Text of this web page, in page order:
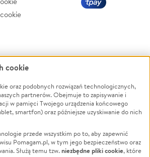
Powódź
Wichura
NGO
Edukacja
Podróż
cookie
oraz podobnych rozwiązań technologicznych,
partnerów. Obejmuje to zapisywanie i
w pamięci Twojego urządzenia końcowego
smartfon) oraz późniejsze uzyskiwanie do nich
przede wszystkim po to, aby zapewnić
Pomagam.pl, w tym jego bezpieczeństwo oraz
Służą temu tzw.niezbędne pliki cookie, które